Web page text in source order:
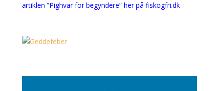
artiklen ”Pighvar for begyndere” her på fiskogfri.dk